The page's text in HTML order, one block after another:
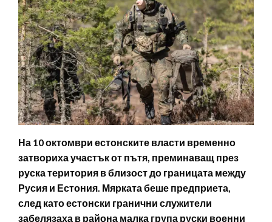
На 10 октомври естонските власти временно
затвориха участък от пътя, преминаващ през
руска територия в близост до границата между
Русия и Естония. Мярката беше предприета,
след като естонски гранични служители
забелязаха в района малка група руски военни